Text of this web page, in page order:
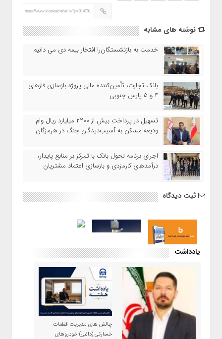
https://www.kioskekhabar.ir/?p=314791
نوشته های مشابه
خدمت به بازنشستگان‌را افتخار بیمه دی می دانیم
بانک تجارت، تأمین‌کننده مالی پروژه بازسازی فازهای
۴ و ۵ پارس جنوبی
تسهیل در پرداخت بیش از ۲۲۰۰ میلیارد ریال وام
ودیعه مسکن به آسیب‌دیدگان جنگ در هرمزگان
اجرای برنامه تحول بانک با تمرکز بر منابع پایدار،
درآمدهای کارمزدی و بازسازی اعتماد مشتریان
ثبت دیدگاه
یادداشت
چالش های مدیریت قطعات
خسارتی (داغی) خودروهای